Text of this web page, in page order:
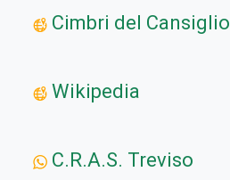
Cimbri del Cansiglio
Wikipedia
C.R.A.S. Treviso